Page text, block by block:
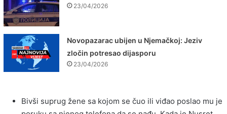
23/04/2026
Novopazarac ubijen u Njemačkoj: Jeziv
zločin potresao dijasporu
23/04/2026
Bivši suprug žene sa kojom se čuo ili viđao poslao mu je